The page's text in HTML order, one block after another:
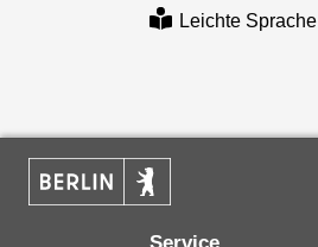
Leichte Sprache